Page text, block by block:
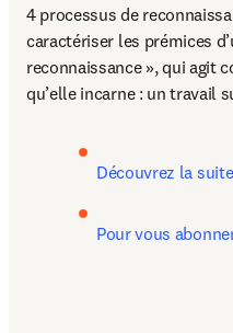
4 processus de
caractériser les prémices
reconnaissance », qui agit
qu’elle incarne : un travail
Découvrez la
Pour vous